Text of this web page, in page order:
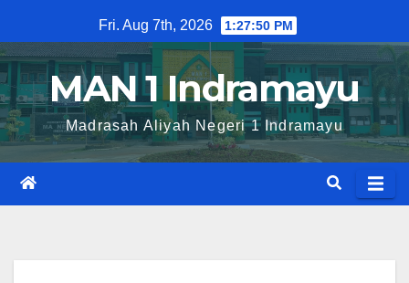
to
content
Fri. Aug 7th, 2026 1:27:51 PM
MAN 1 Indramayu
Madrasah Aliyah Negeri 1 Indramayu